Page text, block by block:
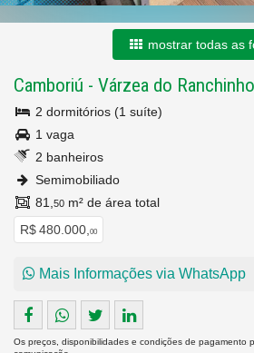
mostrar todas as
Camboriú - Várzea do Ranchinho
2 dormitórios (1 suíte)
1 vaga
2 banheiros
Semimobiliado
81, 50 m² de área total
R$ 480.000, 00
Mais Informações via WhatsApp
Os preços, disponibilidades e condições de pagamento